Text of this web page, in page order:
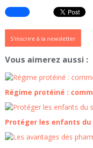
S'inscrire à la newsletter
Vous aimerez aussi :
Régime protéiné :
Protéger les enfants du